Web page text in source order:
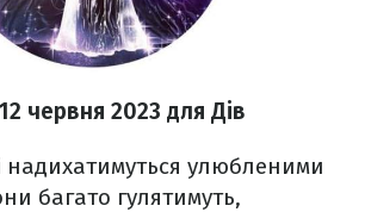
червня 2023 для Дів
надихатимуться улюбленими
багато гулятимуть,